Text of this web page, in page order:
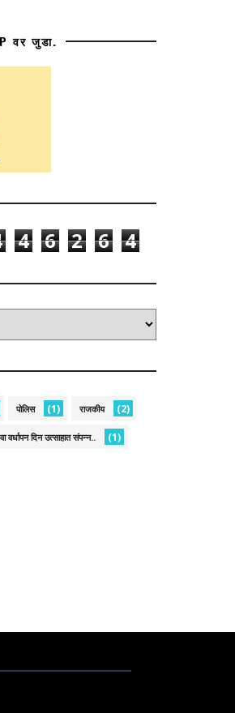
वर जुडा.
4 6 2 6 4
पोलिस (1) राजकीय (2)
वर्धापन दिन उत्साहात संपन्न.. (1)